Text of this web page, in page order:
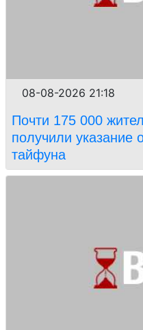
08-08-2026 21:18
Почти 175 000
получили указание
тайфуна